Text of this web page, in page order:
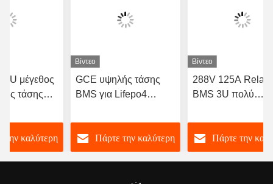
4U μέγεθος
τάσης
την καλύτερη
Βίντεο
GCE υψηλής τάσης
BMS για Lifepo4
96V-1000V
Πάρτε την καλύτερη
Βίντεο
288V 125A Relay
BMS 3U πολύ
μπαταρία LFP
LTO
Πάρτε την